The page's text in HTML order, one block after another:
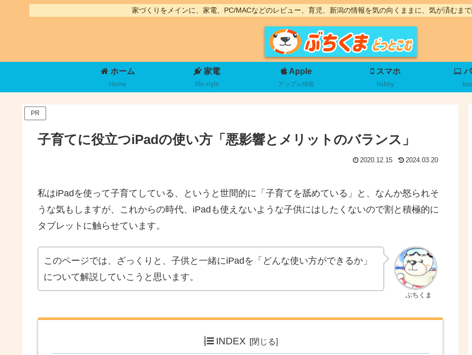
家づくりをメインに、家電、PC/MACなどのレビュー、育児、新潟の情報を気の向くままに、気が済むまで
ホーム
Home
家電
life-style
Apple
アップル情報
スマホ
hobby
パ
PR
子育てに役立つiPadの使い方「悪影響とメリットのバランス」
2020.12.15 2024.03.20
私はiPadを使って子育てしている、というと世間的に「子育てを舐めている」と、なんか怒られそ
うな気もしますが、これからの時代、iPadも使えないような子供にはしたくないので割と積極的に
タブレットに触らせています。
ぶちくま
このページでは、ざっくりと、子供と一緒にiPadを「どんな使い方ができるか」
について解説していこうと思います。
INDEX